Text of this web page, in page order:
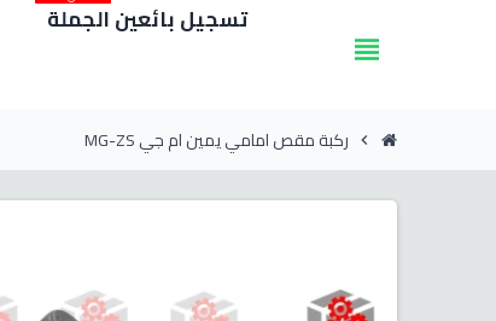
view_headline
تسجيل بائعين الجملة
chevron_right ركبة مقص امامي يمين ام جي MG-ZS